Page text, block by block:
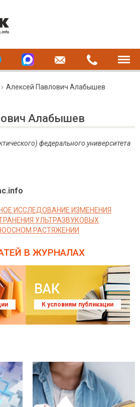
Алексей Павлович Алабышев
Алабышев
федерального университета
ИССЛЕДОВАНИЕ ИЗМЕНЕНИЯ
УЛЬТРАЗВУКОВЫХ
РАСТЯЖЕНИИ
В ЖУРНАЛАХ
ВАК
К условиям публикации